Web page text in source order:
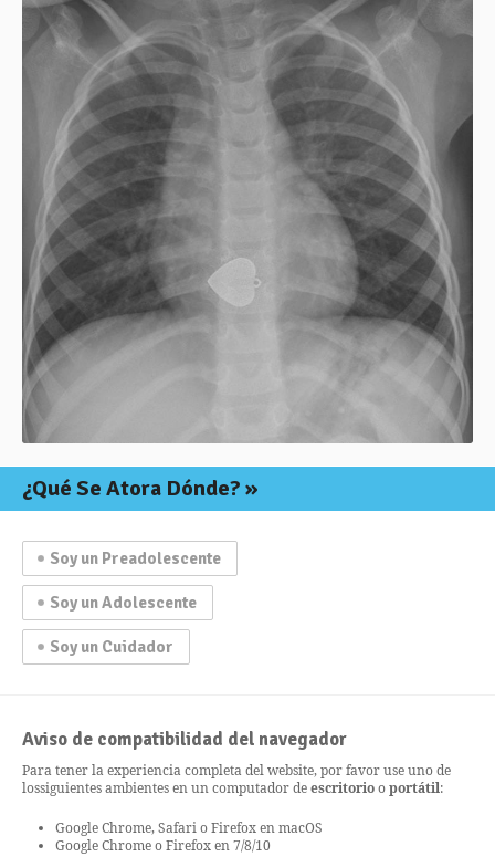
¿Qué Se Atora Dónde?
Soy un Preadolescente
Soy un Adolescente
Soy un Cuidador
Aviso de compatibilidad del navegador
Para tener la experiencia completa del website, por favor use uno de
lossiguientes ambientes en un computador deescritoriooportátil:
Google Chrome, Safari o Firefox en macOS
Google Chrome o Firefox en 7/8/10